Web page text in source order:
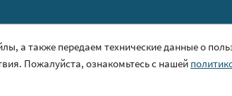
а также передаем технические данные о
Пожалуйста, ознакомьтесь с нашей